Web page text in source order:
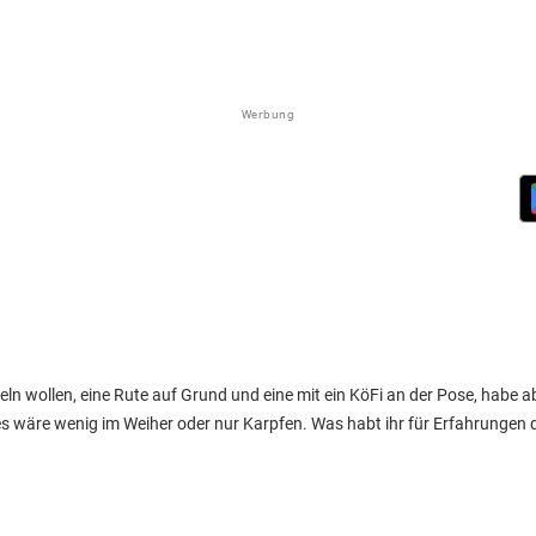
Werbung
wollen, eine Rute auf Grund und eine mit ein KöFi an der Pose, habe
wäre wenig im Weiher oder nur Karpfen. Was habt ihr für Erfahrungen